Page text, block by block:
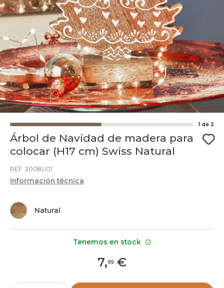
1 de 2
Árbol de Navidad de madera para
colocar (H17 cm) Swiss Natural
REF. 3008U01
Información técnica
Natural
7,99 €